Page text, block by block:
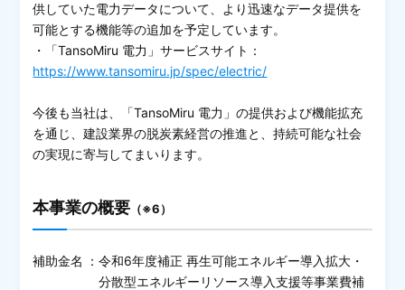
供していた電力データについて、より迅速なデータ提供を
可能とする機能等の追加を予定しています。
・「TansoMiru 電力」サービスサイト：
https://www.tansomiru.jp/spec/electric/
今後も当社は、「TansoMiru 電力」の提供および機能拡充
を通じ、建設業界の脱炭素経営の推進と、持続可能な社会
の実現に寄与してまいります。
本事業の概要 （※6）
補助金名 ：令和6年度補正 再生可能エネルギー導入拡大・
分散型エネルギーリソース導入支援等事業費補